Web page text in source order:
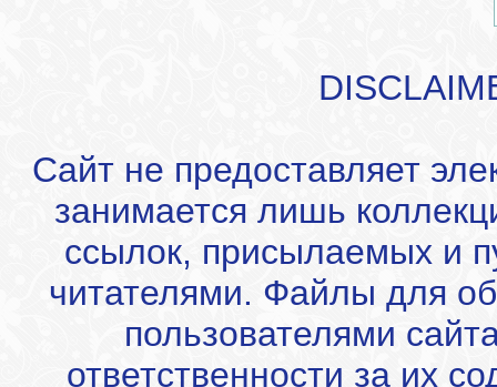
Сайт не предоставляет
занимается лишь
ссылок, присылаемых и
читателями. Файлы для
пользователями
ответственности за их